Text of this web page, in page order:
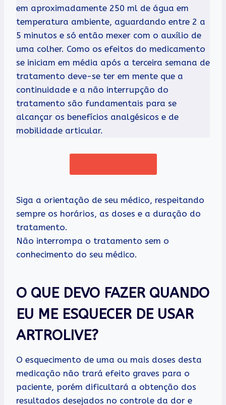
em aproximadamente 250 ml de água em
temperatura ambiente, aguardando entre 2 a
5 minutos e só então mexer com o auxílio de
uma colher. Como os efeitos do medicamento
se iniciam em média após a terceira semana de
tratamento deve-se ter em mente que a
continuidade e a não interrupção do
tratamento são fundamentais para se
alcançar os benefícios analgésicos e de
mobilidade articular.
Siga a orientação de seu médico, respeitando
sempre os horários, as doses e a duração do
tratamento.
Não interrompa o tratamento sem o
conhecimento do seu médico.
O QUE DEVO FAZER QUANDO
EU ME ESQUECER DE USAR
ARTROLIVE?
O esquecimento de uma ou mais doses desta
medicação não trará efeito graves para o
paciente, porém dificultará a obtenção dos
resultados desejados no controle da dor e